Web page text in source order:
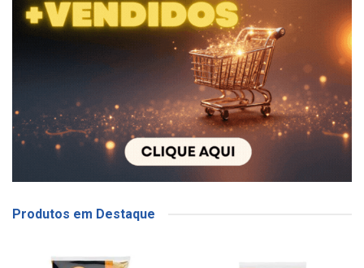
Produtos em Destaque